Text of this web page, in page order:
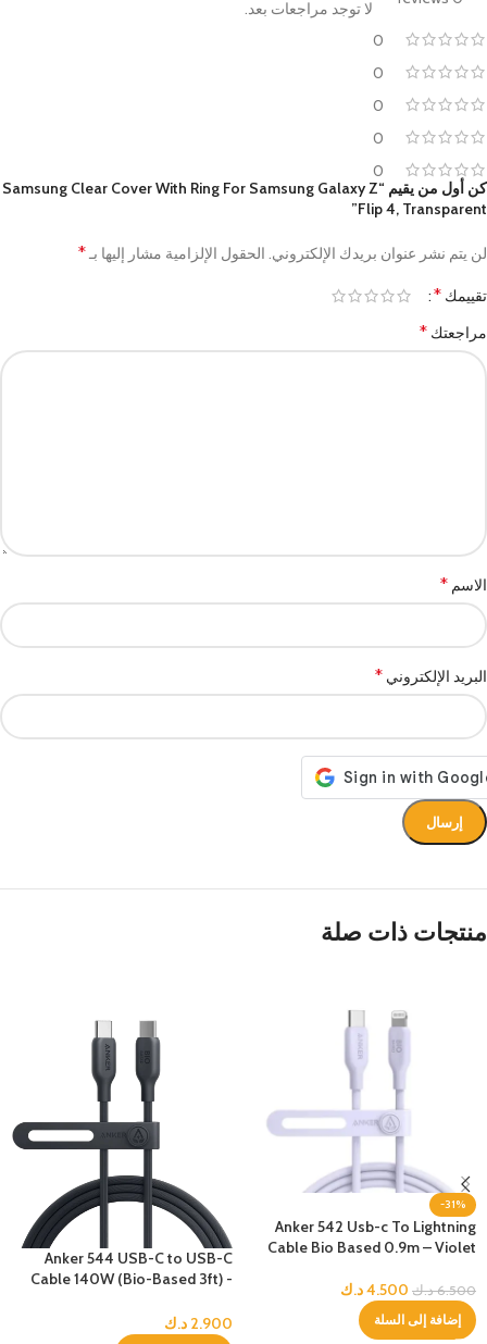
0
0
0
0
0
لا توجد مراجعات بعد.
كن أول من يقيم “Samsung Clear Cover With Ring For Samsung Galaxy Z
Flip 4, Transparent”
لن يتم نشر عنوان بريدك الإلكتروني. الحقول الإلزامية مشار إليها بـ*
تقييمك *
مراجعتك *
الاسم *
البريد الإلكتروني *
منتجات ذات صلة
-31%
Anker 542 Usb-c To Lightning
Cable Bio Based 0.9m – Violet
6.500 د.ك 4.500د.ك
إضافة إلى السلة
Anker 544 USB-C to USB-C
Cable 140W (Bio-Based 3ft) -
2.900 د.ك